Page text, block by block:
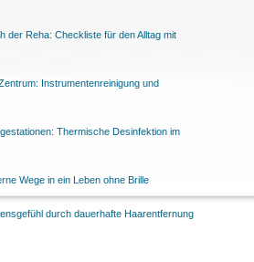
der Reha: Checkliste für den Alltag mit
Instrumentenreinigung und
Thermische Desinfektion im
Wege in ein Leben ohne Brille
durch dauerhafte Haarentfernung